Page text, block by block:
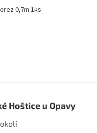
0,7m 1ks
Hoštice u Opavy